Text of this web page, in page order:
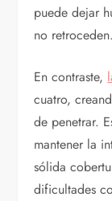
puede dejar
no retroceden.
En contraste,
cuatro,
de penetrar.
mantener la
sólida
dificultades